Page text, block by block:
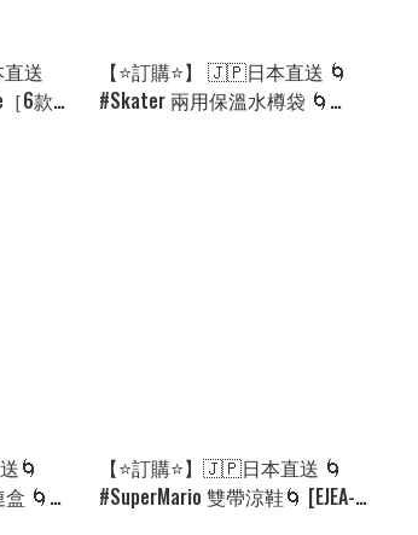
送
6款
【⭐訂購⭐】 🇯🇵日本直送 🌀
#Skater 兩用保溫水樽袋 🌀
🌀
🌀
【⭐訂購⭐】🇯🇵日本直送 🌀
#SuperMario 雙帶涼鞋🌀 [EJEA-